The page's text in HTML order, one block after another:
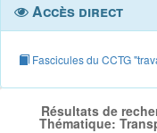
Accès direct
Fascicules du CCTG
Résultats de
Thématique: